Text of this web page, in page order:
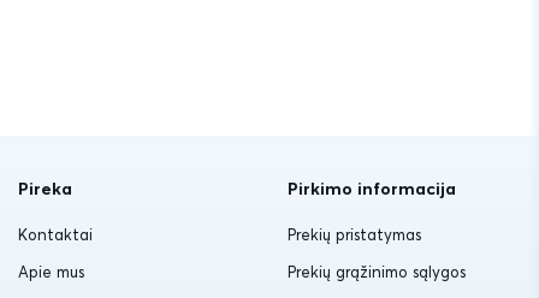
Pireka
Kontaktai
Apie mus
Pirkimo informacija
Prekių pristatymas
Prekių grąžinimo sąlygos